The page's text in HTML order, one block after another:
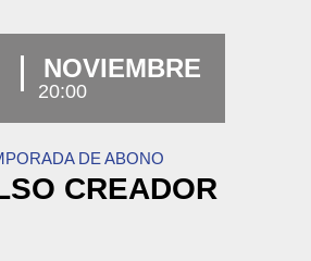
NOVIEMBRE
20:00
DE ABONO
CREADOR